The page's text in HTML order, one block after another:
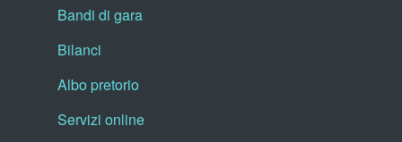
Bandi di gara
Bilanci
Albo pretorio
Servizi online